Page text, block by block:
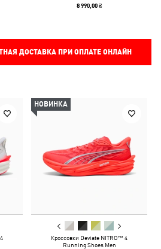
8 990,00 ₴
ДОСТАВКА ПРИ ОПЛАТЕ ОНЛАЙН
НОВИНКА
Кроссовки Deviate NITRO™ 4
Running Shoes Men